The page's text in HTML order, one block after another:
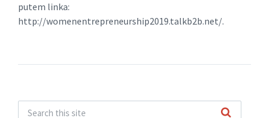
putem linka:
http://womenentrepreneurship2019.talkb2b.net/.